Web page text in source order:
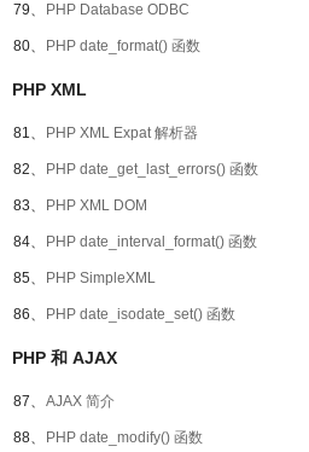
79、 PHP Database ODBC
80、 PHP date_format() 函数
PHP XML
81、 PHP XML Expat 解析器
82、 PHP date_get_last_errors() 函数
83、 PHP XML DOM
84、 PHP date_interval_format() 函数
85、 PHP SimpleXML
86、 PHP date_isodate_set() 函数
PHP 和 AJAX
87、 AJAX 简介
88、 PHP date_modify() 函数